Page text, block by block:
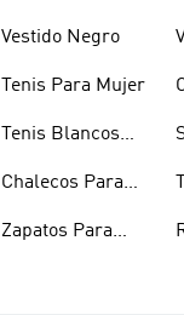
Vestido Negro
Tenis Para Mujer
Tenis Blancos
Chalecos Para
Zapatos Para